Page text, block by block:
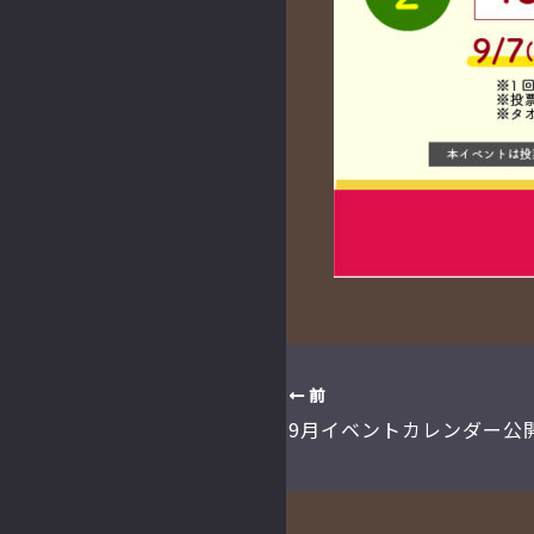
前
9月イベントカレンダー公